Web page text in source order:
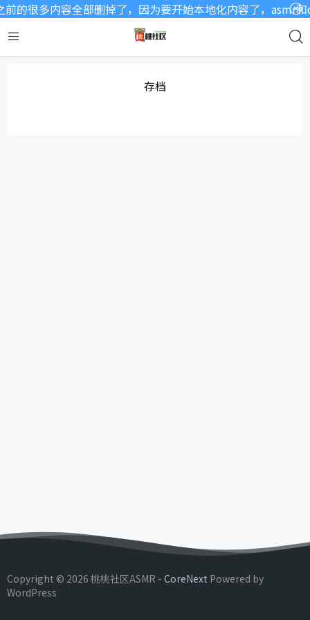
的很多内容全部删掉了，因为要开始本地化内容了，asmr
存档
Copyright © 2026 桃桃社区ASMR - CoreNext Powered by
WordPress